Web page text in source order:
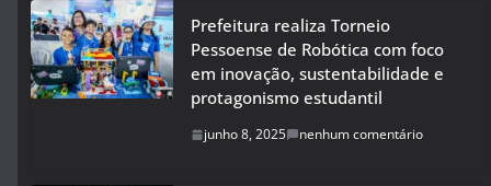
Prefeitura realiza Torneio
Pessoense de Robótica com foco
em inovação, sustentabilidade e
protagonismo estudantil
junho 8, 2025 nenhum comentário